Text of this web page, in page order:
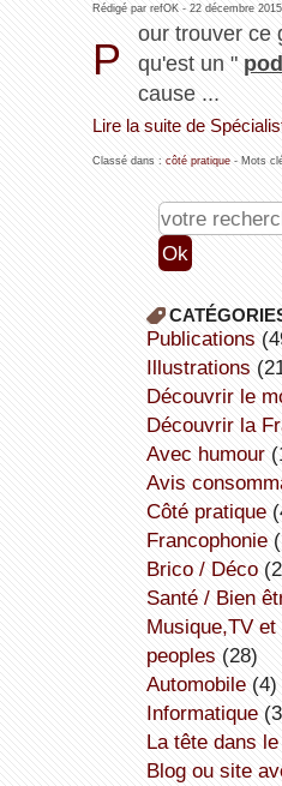
Rédigé par refOK - 22 décembre 2015
P
our trouver ce
qu'est un "
cause ...
Lire la suite de
Classé dans : côté pratique- Mots
publications
illustrations
découvrir le
découvrir la
avec humour
avis
côté pratique
Francophonie
Brico / Déco
Santé / Bien
Musique,TV et autres
peoples (28)
Automobile(4)
informatique
la tête dans
Blog ou site